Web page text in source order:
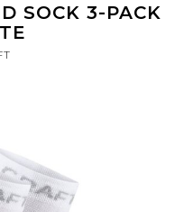
SOCK 3-PACK